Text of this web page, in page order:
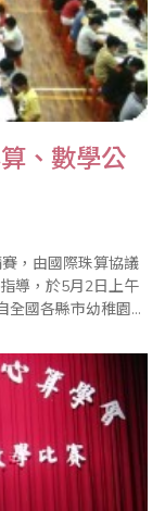
、數學公
，由國際珠算協議
導，於5月2日上午
國各縣市幼稚園及
選手全部集中在大
開始裁判長用威嚴